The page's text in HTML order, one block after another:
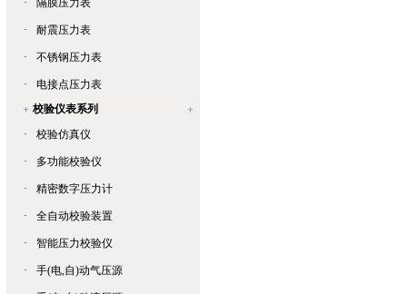
· 隔膜压力表
· 耐震压力表
· 不锈钢压力表
·
电接点压力表
校验仪表系列
·
校验仿真仪
· 多功能校验仪
· 精密数字压力计
· 全自动校验装置
· 智能压力校验仪
· 手(电,自)动气压源